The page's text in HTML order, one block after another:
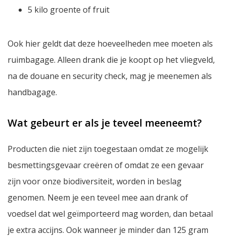
5 kilo groente of fruit
Ook hier geldt dat deze hoeveelheden mee moeten als
ruimbagage. Alleen drank die je koopt op het vliegveld,
na de douane en security check, mag je meenemen als
handbagage.
Wat gebeurt er als je teveel meeneemt?
Producten die niet zijn toegestaan omdat ze mogelijk
besmettingsgevaar creëren of omdat ze een gevaar
zijn voor onze biodiversiteit, worden in beslag
genomen. Neem je een teveel mee aan drank of
voedsel dat wel geïmporteerd mag worden, dan betaal
je extra accijns. Ook wanneer je minder dan 125 gram